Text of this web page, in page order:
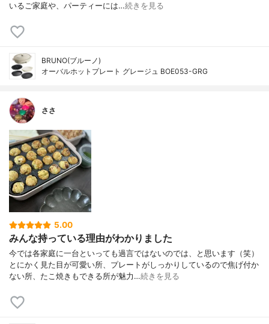
いるご家庭や、パーティーには…続きを見る
BRUNO(ブルーノ)
オーバルホットプレート グレージュ BOE053-GRG
ささ
5.00
みんな持っている理由がわかりました
今では各家庭に一台といっても過言ではないのでは、と思います（笑）
とにかく見た目が可愛い所、プレートがしっかりしているので焦げ付か
ない所、たこ焼きもできる所が魅力…続きを見る